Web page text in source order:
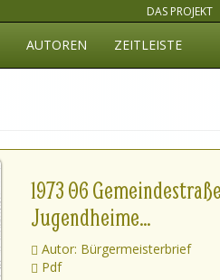
DAS PROJEKT
AUTOREN ZEITLEISTE
1973 06
Jugendheime...
Autor: Bürgermeisterbrief
Pdf